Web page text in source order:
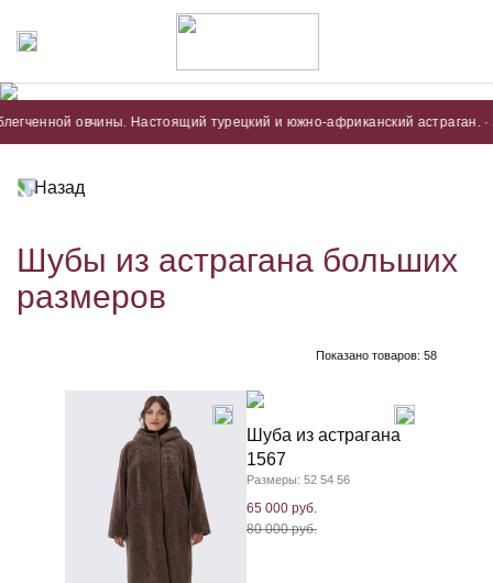
овчины. Настоящий турецкий и южно-африканский астраган. ·
Назад
Шубы из астрагана больших
размеров
Показано товаров: 58
Шуба из астрагана
1567
Размеры: 52 54 56
65 000 руб.
80 000 руб.